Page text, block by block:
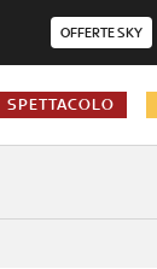
OFFERTE SKY
SPETTACOLO